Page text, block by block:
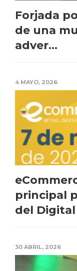
Forjada
de una
adver...
4 MAYO, 2026
principal
del Digital
30 ABRIL, 2026